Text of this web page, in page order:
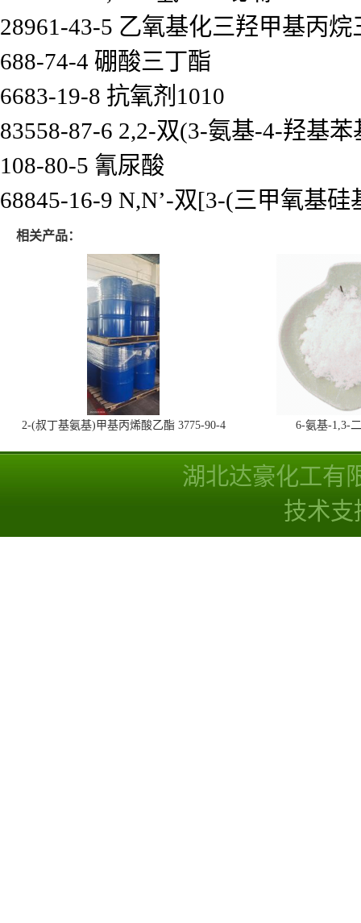
28961-43-5 乙氧基化三羟甲基丙
688-74-4 硼酸三丁酯
6683-19-8 抗氧剂1010
83558-87-6 2,2-双(3-氨基-4-羟基
108-80-5 氰尿酸
68845-16-9 N,N’-双[3-(三甲氧基
相关产品：
2-(叔丁基氨基)甲基丙烯酸乙酯 3775-90-4 6-氨基-1,3-
湖北达豪化工有
技术